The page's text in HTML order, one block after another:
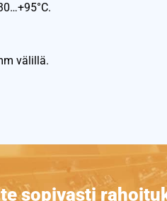
välillä.
sopivasti